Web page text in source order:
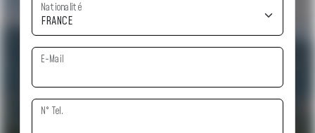
Nationalité
E-Mail
N° Tel.